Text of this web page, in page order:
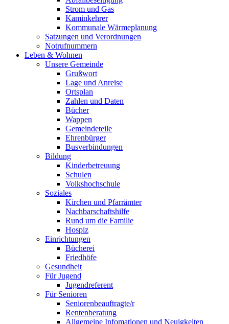
Strom und Gas
Kaminkehrer
Kommunale Wärmeplanung
Satzungen und Verordnungen
Notrufnummern
Leben & Wohnen
Unsere Gemeinde
Grußwort
Lage und Anreise
Ortsplan
Zahlen und Daten
Bücher
Wappen
Gemeindeteile
Ehrenbürger
Busverbindungen
Bildung
Kinderbetreuung
Schulen
Volkshochschule
Soziales
Kirchen und Pfarrämter
Nachbarschaftshilfe
Rund um die Familie
Hospiz
Einrichtungen
Bücherei
Friedhöfe
Gesundheit
Für Jugend
Jugendreferent
Für Senioren
Seniorenbeauftragte/r
Rentenberatung
Allgemeine Infomationen und Neuigkeiten